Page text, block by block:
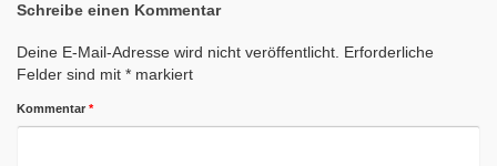
Schreibe einen Kommentar
Deine E-Mail-Adresse wird nicht veröffentlicht. Erforderliche
Felder sind mit * markiert
Kommentar *